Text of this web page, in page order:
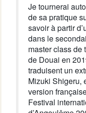
Je tournerai
de sa pratique
savoir à partir
dans le
master class de
de Douai en
traduisent un
Mizuki Shigeru,
version
Festival